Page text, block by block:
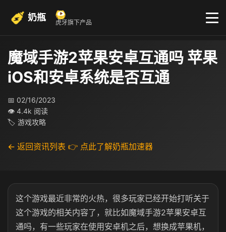
奶瓶 虎牙旗下产品
魔域手游2苹果安卓互通吗 苹果
iOS和安卓系统是否互通
📅 02/16/2023
👁 4.4k 阅读
🏷 游戏攻略
← 返回资讯列表 👉 点此了解奶瓶加速器
这个游戏最近非常的火热，很多玩家已经开始打听关于
这个游戏的相关内容了，就比如魔域手游2苹果安卓互
通吗，有一些玩家在使用安卓机之后，想换成苹果机，